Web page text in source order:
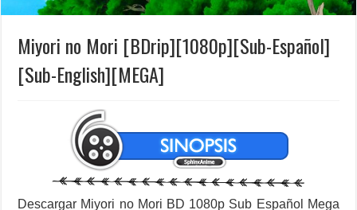
Miyori no Mori [BDrip][1080p][Sub-Español]
[Sub-English][MEGA]
Descargar Miyori no Mori BD 1080p Sub Español Mega